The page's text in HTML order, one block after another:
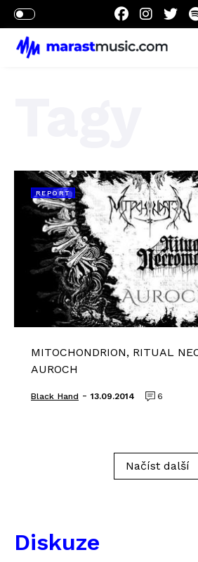
REPORT
MITOCHONDRION, RITUAL
AUROCH
Black_Hand - 13.09.2014 6
Načíst další
Diskuze